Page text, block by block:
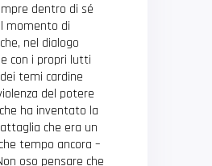
dentro di sé
momento di
nel dialogo
con i propri lutti
temi cardine
del potere
ha inventato la
che era un
tempo ancora –
oso pensare che